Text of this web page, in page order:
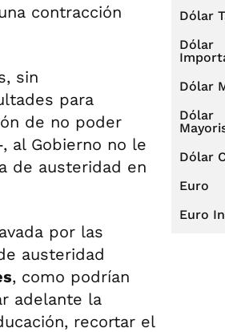
contracción
sin
para
de no poder
al Gobierno no le
de austeridad en
por las
austeridad
, como podrían
adelante la
recortar el
Dólar
Dólar
Dólar
Dólar
Dólar
Euro
Euro